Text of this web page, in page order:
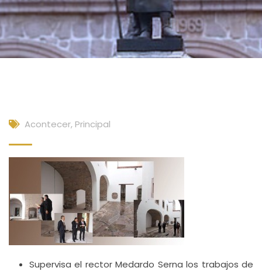
Acontecer, Principal
Supervisa el rector Medardo Serna los trabajos de